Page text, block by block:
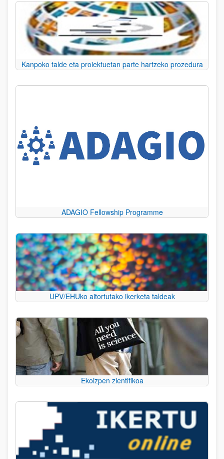
Kanpoko talde eta proiektuetan parte hartzeko prozedura
ADAGIO Fellowship Programme
UPV/EHUko aitortutako ikerketa taldeak
Ekoizpen zientifikoa